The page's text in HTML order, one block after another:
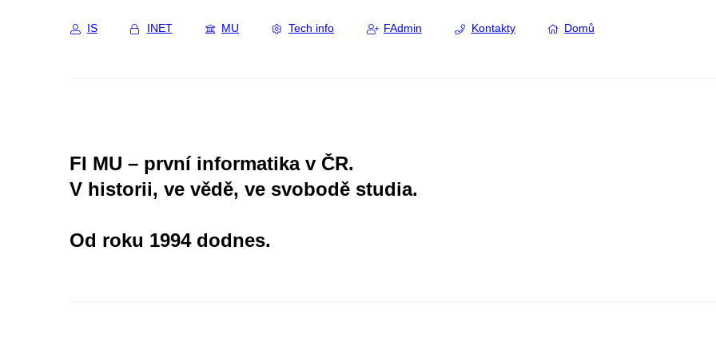
IS INET MU Tech info FAdmin Kontakty Domů
FI MU – první informatika v ČR.
V historii, ve vědě, ve svobodě studia.
Od roku 1994 dodnes.